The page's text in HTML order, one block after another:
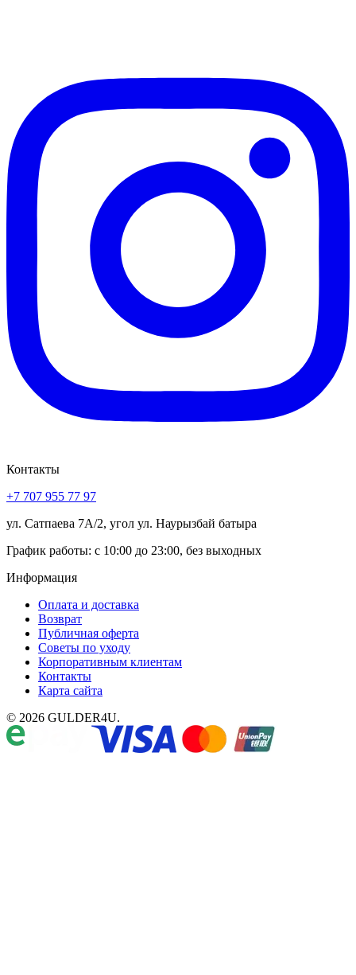
Контакты
+7 707 955 77 97
ул. Сатпаева 7А/2, угол ул. Наурызбай батыра
График работы: с 10:00 до 23:00, без выходных
Информация
Оплата и доставка
Возврат
Публичная оферта
Советы по уходу
Корпоративным клиентам
Контакты
Карта сайта
© 2026 GULDER4U.